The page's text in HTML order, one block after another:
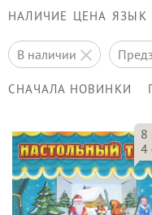
НАЛИЧИЕ ЦЕНА ЯЗЫК
в наличии
СНАЧАЛА НОВИНКИ
8
4